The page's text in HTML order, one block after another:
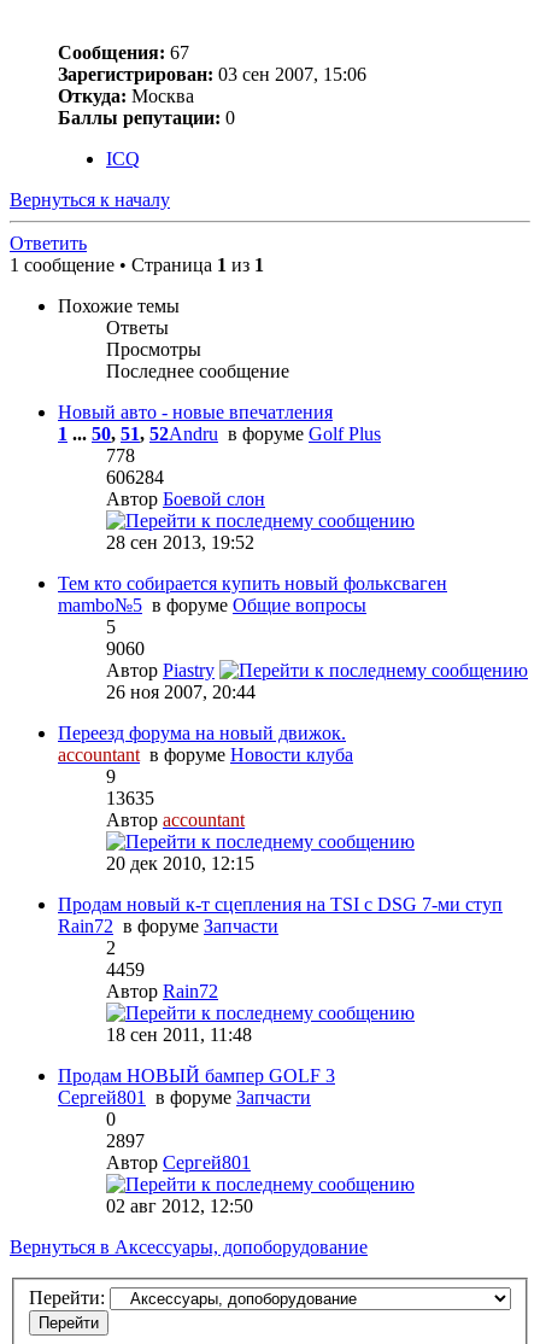
Сообщения: 67
Зарегистрирован: 03 сен 2007, 15:06
Откуда: Москва
Баллы репутации: 0
ICQ
Вернуться к началу
Ответить
1 сообщение • Страница 1 из 1
Похожие темы
Ответы
Просмотры
Последнее сообщение
Новый авто - новые впечатления
1 ... 50, 51, 52Andru в форуме Golf Plus
778
606284
Автор Боевой слон
28 сен 2013, 19:52
Тем кто собирается купить новый фольксваген
mambo№5 в форуме Общие вопросы
5
9060
Автор Piastry
26 ноя 2007, 20:44
Переезд форума на новый движок.
accountant в форуме Новости клуба
9
13635
Автор accountant
20 дек 2010, 12:15
Продам новый к-т сцепления на TSI с DSG 7-ми ступ
Rain72 в форуме Запчасти
2
4459
Автор Rain72
18 сен 2011, 11:48
Продам НОВЫЙ бампер GOLF 3
Сергей801
в форуме Запчасти
0
2897
Автор Сергей801
02 авг 2012, 12:50
Вернуться в Аксессуары, допоборудование
Перейти: